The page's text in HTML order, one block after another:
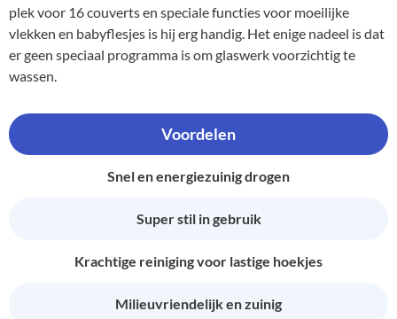
plek voor 16 couverts en speciale functies voor moeilijke
vlekken en babyflesjes is hij erg handig. Het enige nadeel is dat
er geen speciaal programma is om glaswerk voorzichtig te
wassen.
Voordelen
Snel en energiezuinig drogen
Super stil in gebruik
Krachtige reiniging voor lastige hoekjes
Milieuvriendelijk en zuinig